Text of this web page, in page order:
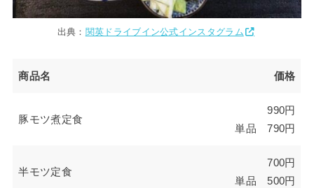
出典： 関英ドライブイン公式インスタグラム
商品名 価格
豚モツ煮定食
990円
単品 790円
半モツ定食
700円
単品 500円